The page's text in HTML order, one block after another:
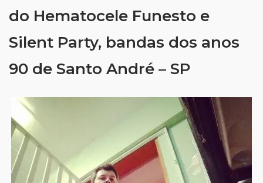
do Hematocele Funesto e
Silent Party, bandas dos anos
90 de Santo André – SP